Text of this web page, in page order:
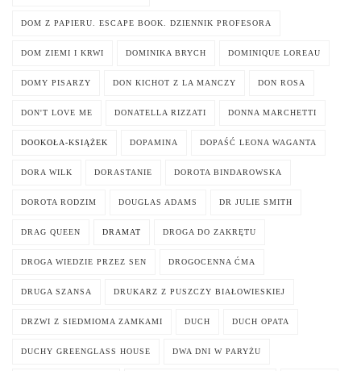
DOM Z PAPIERU. ESCAPE BOOK. DZIENNIK PROFESORA
DOM ZIEMI I KRWI DOMINIKA BRYCH DOMINIQUE LOREAU
DOMY PISARZY DON KICHOT Z LA MANCZY DON ROSA
DON'T LOVE ME DONATELLA RIZZATI DONNA MARCHETTI
DOOKOŁA-KSIĄŻEK DOPAMINA DOPAŚĆ LEONA WAGANTA
DORA WILK DORASTANIE DOROTA BINDAROWSKA
DOROTA RODZIM DOUGLAS ADAMS DR JULIE SMITH
DRAG QUEEN DRAMAT DROGA DO ZAKRĘTU
DROGA WIEDZIE PRZEZ SEN DROGOCENNA ĆMA
DRUGA SZANSA DRUKARZ Z PUSZCZY BIAŁOWIESKIEJ
DRZWI Z SIEDMIOMA ZAMKAMI DUCH DUCH OPATA
DUCHY GREENGLASS HOUSE DWA DNI W PARYŻU